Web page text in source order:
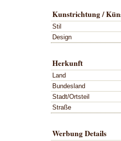
Kunstrichtung /
Stil
Design
Herkunft
Land
Bundesland
Stadt/Ortsteil
Straße
Werbung Details